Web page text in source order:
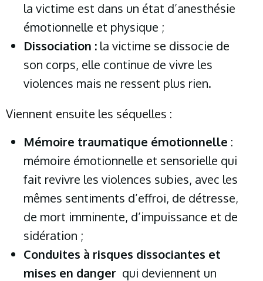
la victime est dans un état d’anesthésie
émotionnelle et physique ;
Dissociation : la victime se dissocie de
son corps, elle continue de vivre les
violences mais ne ressent plus rien.
Viennent ensuite les séquelles :
Mémoire traumatique émotionnelle :
mémoire émotionnelle et sensorielle qui
fait revivre les violences subies, avec les
mêmes sentiments d’effroi, de détresse,
de mort imminente, d’impuissance et de
sidération ;
Conduites à risques dissociantes et
mises en danger qui deviennent un